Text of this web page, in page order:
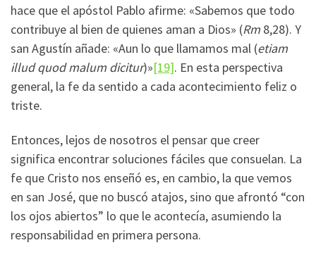
hace que el apóstol Pablo afirme: «Sabemos que todo
contribuye al bien de quienes aman a Dios» (Rm 8,28). Y
san Agustín añade: «Aun lo que llamamos mal (etiam
illud quod malum dicitur)»[19]. En esta perspectiva
general, la fe da sentido a cada acontecimiento feliz o
triste.
Entonces, lejos de nosotros el pensar que creer
significa encontrar soluciones fáciles que consuelan. La
fe que Cristo nos enseñó es, en cambio, la que vemos
en san José, que no buscó atajos, sino que afrontó “con
los ojos abiertos” lo que le acontecía, asumiendo la
responsabilidad en primera persona.